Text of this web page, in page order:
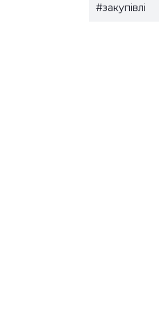
#закупівлі